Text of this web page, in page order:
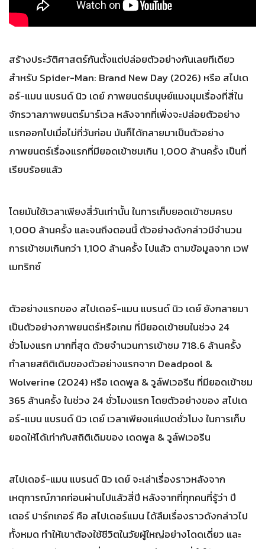
สร้างประวัติศาสตร์กันตั้งแต่ปล่อยตัวอย่างกันเลยทีเดียว
สำหรับ Spider-Man: Brand New Day (2026) หรือ สไปเด
อร์-แมน แบรนด์ นิว เดย์ ภาพยนตร์มนุษย์แมงมุมเรื่องที่สี่ใน
จักรวาลภาพยนตร์มาร์เวล หลังจากที่เพิ่งจะปล่อยตัวอย่าง
แรกออกไปเมื่อไม่กี่วันก่อน มันก็ได้กลายมาเป็นตัวอย่าง
ภาพยนตร์เรื่องแรกที่มียอดเข้าชมเกิน 1,000 ล้านครั้ง เป็นที่
เรียบร้อยแล้ว
โดยมันใช้เวลาเพียงสี่วันเท่านั้น ในการเก็บยอดเข้าชมครบ
1,000 ล้านครั้ง และจนถึงตอนนี้ ตัวอย่างดังกล่าวมีจำนวน
การเข้าชมเกินกว่า 1,100 ล้านครั้ง ไปแล้ว ตามข้อมูลจาก เวฟ
เมทริกซ์
ตัวอย่างแรกของ สไปเดอร์-แมน แบรนด์ นิว เดย์ ยังกลายมา
เป็นตัวอย่างภาพยนตร์หรือเกม ที่มียอดเข้าชมในช่วง 24
ชั่วโมงแรก มากที่สุด ด้วยจำนวนการเข้าชม 718.6 ล้านครั้ง
ทำลายสถิติเดิมของตัวอย่างแรกจาก Deadpool &
Wolverine (2024) หรือ เดดพูล & วูล์ฟเวอรีน ที่มียอดเข้าชม
365 ล้านครั้ง ในช่วง 24 ชั่วโมงแรก โดยตัวอย่างของ สไปเด
อร์-แมน แบรนด์ นิว เดย์ เวลาเพียงแค่แปดชั่วโมง ในการเก็บ
ยอดให้ได้เท่ากับสถิติเดิมของ เดดพูล & วูล์ฟเวอรีน
สไปเดอร์-แมน แบรนด์ นิว เดย์ จะเล่าเรื่องราวหลังจาก
เหตุการณ์ภาคก่อนผ่านไปแล้วสี่ปี หลังจากที่ทุกคนที่รู้ว่า ปี
เตอร์ ปาร์กเกอร์ คือ สไปเดอร์แมน ได้ลืมเรื่องราวดังกล่าวไป
ทั้งหมด ทำให้เขาต้องใช้ชีวิตในวัยผู้ใหญ่อย่างโดดเดี่ยว และ